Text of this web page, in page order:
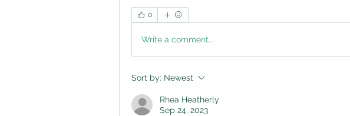
0
Write a comment...
Sort by: Newest
Rhea Heatherly
Sep 24, 2023